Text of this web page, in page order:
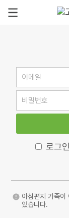
로그
아침편지 가족이
있습니다.